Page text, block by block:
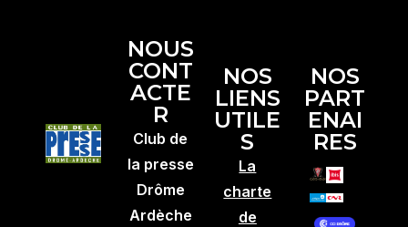
NOUS
CONT
ACTE
R
Club de
la presse
Drôme
Ardèche
NOS
LIENS
UTILE
S
La
charte
de
NOS
PART
ENAI
RES